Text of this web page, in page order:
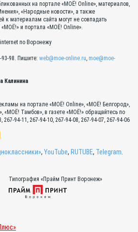
на портале «МОЁ! Online», материалов,
«Народные новости», а также
к материалам сайта могут не совпадать
«МОЁ!» и портала «МОЁ! Online».
по Воронежу
93-98. Пишите: web@moe-online.ru, moe@moe-
Калинина
на портале «МОЁ! Online», «МОЁ! Белгород»,
«МОЁ! Тамбов», в газете «МОЁ!» обращайтесь по
94-11, 267-94-10, 267-94-08, 267-94-07, 267-94-06
, YouTube, RUTUBE, Telegram
Типография «Прайм Принт Воронеж»